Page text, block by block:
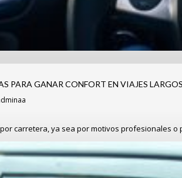
PARA GANAR CONFORT EN VIAJES LARGOS
carretera, ya sea por motivos profesionales o